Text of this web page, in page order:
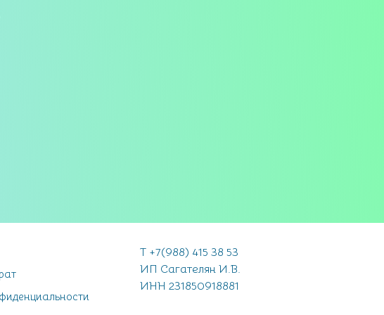
Т +7(988) 415 38 53
ИП Сагателян И.В.
ИНН 231850918881